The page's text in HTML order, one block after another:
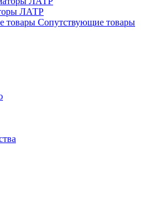
ЛАТР
Сопутствующие товары